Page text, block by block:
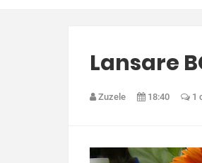
Lansare
Zuzele 18:40 1